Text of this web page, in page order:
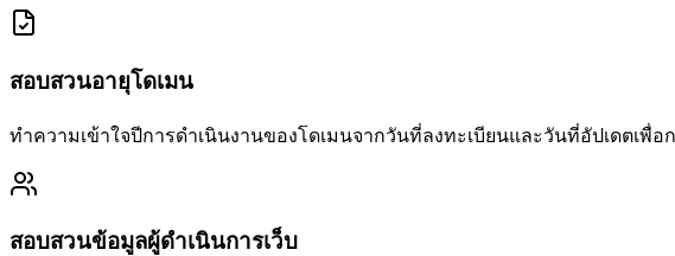
สอบสวนอายุโดเมน
ทำความเข้าใจปีการดำเนินงานของโดเมนจากวันที่ลงทะเบียนและวันที่อัปเดตเพื่อก
สอบสวนข้อมูลผู้ดำเนินการเว็บ